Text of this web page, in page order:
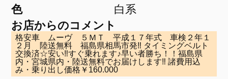
色
白系
お店からのコメント
格安車 ムーヴ ５ＭＴ 平成１７年式 車検２年１
２月 陸送無料 福島県相馬市発‼ タイミングベルト
交換済☆安い‼すぐ乗れます♪早い者勝ち！！福島県
内・宮城県内・陸送無料でお届けします‼ 諸費用込
み・乗り出し価格￥160.000